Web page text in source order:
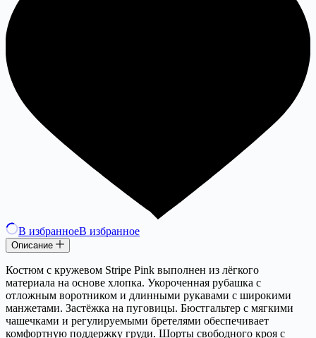
В избранноеВ избранное
Описание
Костюм с кружевом Stripe Pink выполнен из лёгкого
материала на основе хлопка. Укороченная рубашка с
отложным воротником и длинными рукавами с широкими
манжетами. Застёжка на пуговицы. Бюстгальтер с мягкими
чашечками и регулируемыми бретелями обеспечивает
комфортную поддержку груди. Шорты свободного кроя с